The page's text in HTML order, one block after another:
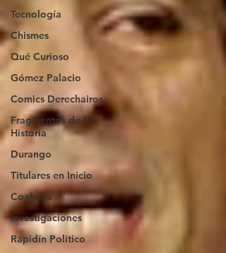
Tecnología
Chismes
Qué Curioso
Gómez Palacio
Comics Derechairos
Fragmentos de la
Historia
Durango
Titulares en Inicio
Coahuila
Investigaciones
Rapidín Político